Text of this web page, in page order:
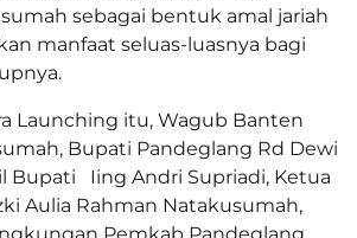
sebagai bentuk amal jariah
manfaat seluas-luasnya bagi
Launching itu, Wagub Banten
Bupati Pandeglang Rd Dewi
Bupati Iing Andri Supriadi, Ketua
Aulia Rahman Natakusumah,
Pemkab Pandeglang